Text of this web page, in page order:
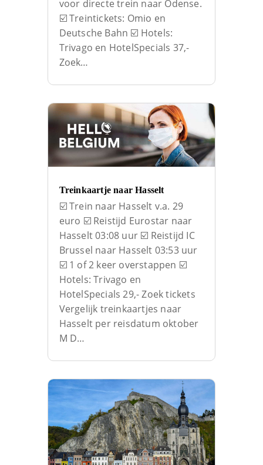
voor directe trein naar Odense.
☑️ Treintickets: Omio en
Deutsche Bahn ☑️ Hotels:
Trivago en HotelSpecials 37,-
Zoek…
Treinkaartje naar Hasselt
☑️ Trein naar Hasselt v.a. 29
euro ☑️ Reistijd Eurostar naar
Hasselt 03:08 uur ☑️ Reistijd IC
Brussel naar Hasselt 03:53 uur
☑️ 1 of 2 keer overstappen ☑️
Hotels: Trivago en
HotelSpecials 29,- Zoek tickets
Vergelijk treinkaartjes naar
Hasselt per reisdatum oktober
M D…